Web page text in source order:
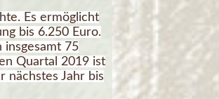
Es ermöglicht
bis 6.250 Euro.
insgesamt 75
Quartal 2019 ist
nächstes Jahr bis